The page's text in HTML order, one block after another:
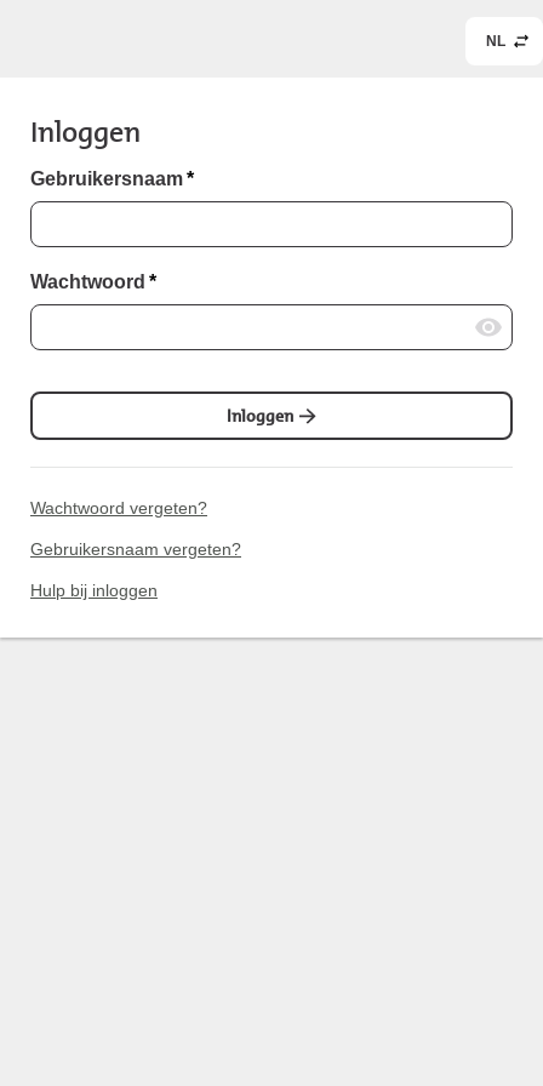
NL
Inloggen
Gebruikersnaam*
Wachtwoord *
Inloggen
Wachtwoord vergeten?
Gebruikersnaam vergeten?
Hulp bij inloggen